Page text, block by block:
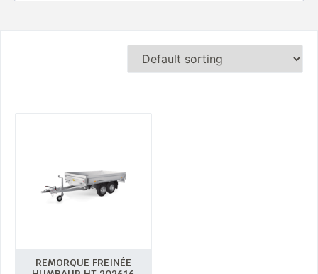
REMORQUE FREINÉE